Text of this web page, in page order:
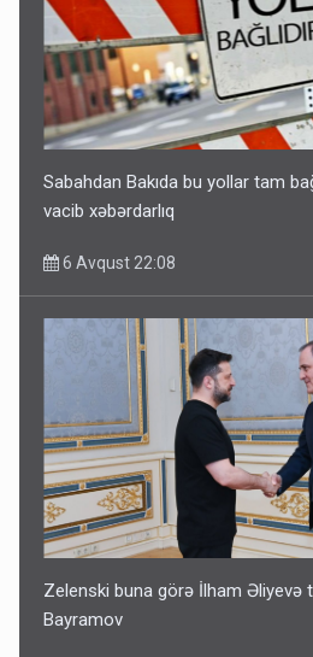
Sabahdan Bakıda bu yollar tam
vacib xəbərdarlıq
6 Avqust 22:08
Zelenski buna görə İlham Əliyevə
Bayramov